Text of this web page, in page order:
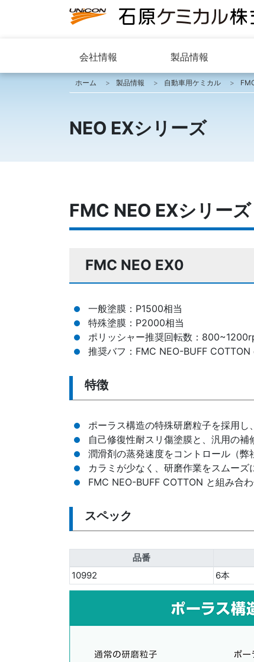
会社情報 製品情報
ホーム 製品情報 自動車用ケミカル
NEO EXシリーズ
FMC NEO EXシリー
FMC NEO EX0
一般塗膜：P1500相当
特殊塗膜：P2000相当
ポリッシャー推奨回転数：
推奨バフ：FMC NEO-BUFF COTTON
特徴
ポーラス構造の特殊研磨粒子を採用し
自己修復性耐スリ傷塗膜と、汎用の補
潤滑剤の蒸発速度をコントロール（弊
カラミが少なく、研磨作業をスムーズ
FMC NEO-BUFF COTTON と組み合
スペック
品番
10992
6本